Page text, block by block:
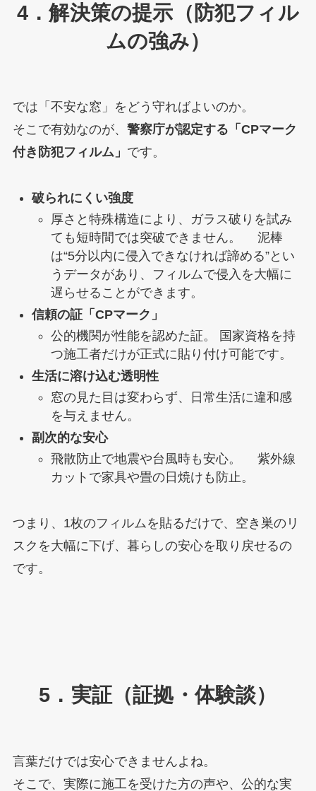
4．解決策の提示（防犯フィル
ムの強み）
では「不安な窓」をどう守ればよいのか。
そこで有効なのが、 警察庁が認定する「CPマーク
付き防犯フィルム」 です。
破られにくい強度
厚さと特殊構造により、ガラス破りを試み
ても短時間では突破できません。 泥棒
は“5分以内に侵入できなければ諦める”とい
うデータがあり、フィルムで侵入を大幅に
遅らせることができます。
信頼の証「CPマーク」
公的機関が性能を認めた証。 国家資格を持
つ施工者だけが正式に貼り付け可能です。
生活に溶け込む透明性
窓の見た目は変わらず、日常生活に違和感
を与えません。
副次的な安心
飛散防止で地震や台風時も安心。 紫外線
カットで家具や畳の日焼けも防止。
つまり、1枚のフィルムを貼るだけで、空き巣のリ
スクを大幅に下げ、暮らしの安心を取り戻せるの
です。
5．実証（証拠・体験談）
言葉だけでは安心できませんよね。
そこで、実際に施工を受けた方の声や、公的な実